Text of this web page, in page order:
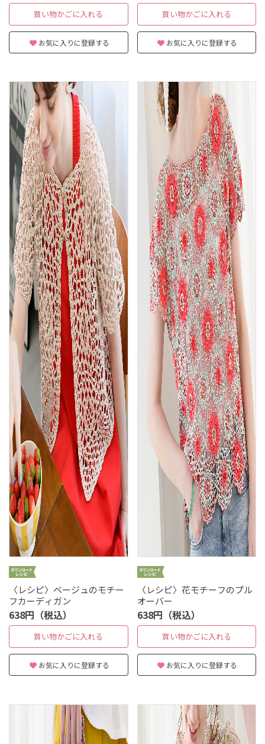
買い物かごに入れる
お気に入りに登録する
買い物かごに入れる
お気に入りに登録する
〈レシピ〉ベージュのモチー
フカーディガン
638円（税込）
買い物かごに入れる
お気に入りに登録する
〈レシピ〉花モチーフのプル
オーバー
638円（税込）
買い物かごに入れる
お気に入りに登録する